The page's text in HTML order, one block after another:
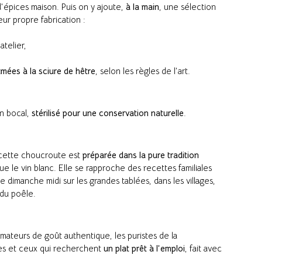
maison. Puis on y ajoute, à la main, une sélection
propre fabrication :
à la sciure de hêtre, selon les règles de l’art.
bocal, stérilisé pour une conservation naturelle.
choucroute est préparée dans la pure tradition
le vin blanc. Elle se rapproche des recettes familiales
midi sur les grandes tablées, dans les villages,
poêle.
de goût authentique, les puristes de la
et ceux qui recherchent un plat prêt à l’emploi, fait avec